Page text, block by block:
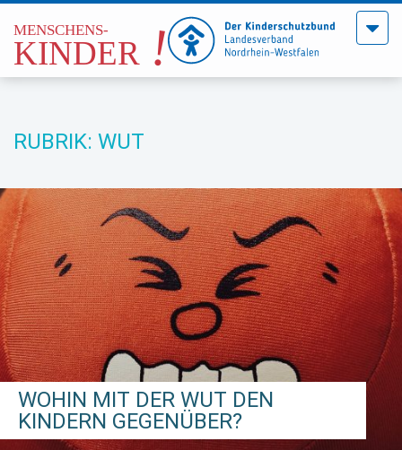
Menü
RUBRIK: WUT
WOHIN MIT DER WUT DEN
KINDERN GEGENÜBER?